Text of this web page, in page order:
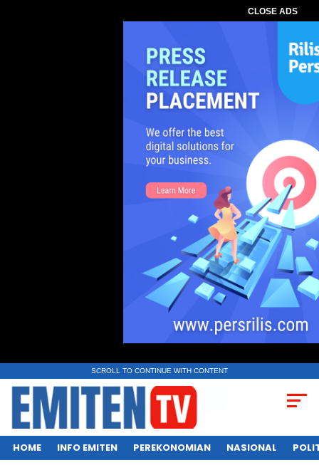
CLOSE ADS
SCROLL TO CONTINUE WITH CONTENT
HOME INFO EMITEN PEREKONOMIAN NASIONAL